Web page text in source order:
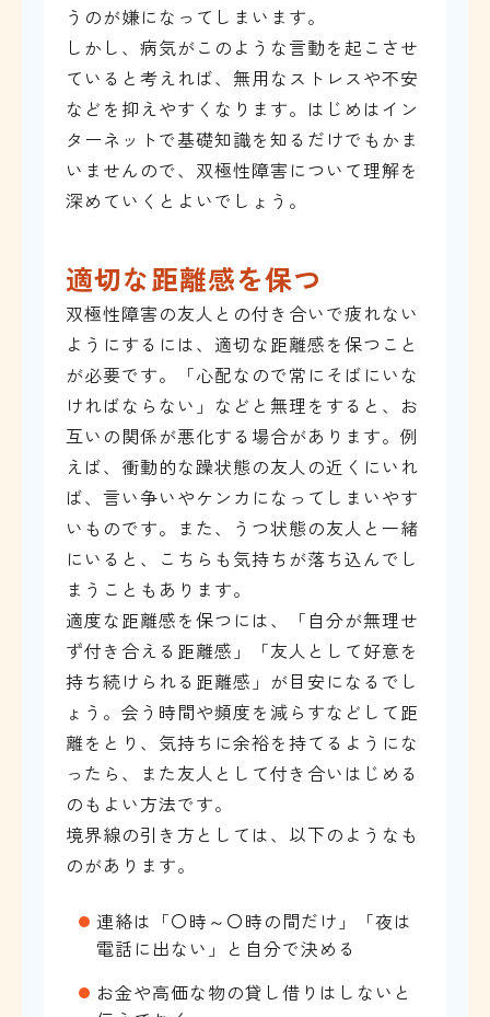
うのが嫌になってしまいます。
しかし、病気がこのような言動を起こさせ
ていると考えれば、無用なストレスや不安
などを抑えやすくなります。はじめはイン
ターネットで基礎知識を知るだけでもかま
いませんので、双極性障害について理解を
深めていくとよいでしょう。
適切な距離感を保つ
双極性障害の友人との付き合いで疲れない
ようにするには、適切な距離感を保つこと
が必要です。「心配なので常にそばにいな
ければならない」などと無理をすると、お
互いの関係が悪化する場合があります。例
えば、衝動的な躁状態の友人の近くにいれ
ば、言い争いやケンカになってしまいやす
いものです。また、うつ状態の友人と一緒
にいると、こちらも気持ちが落ち込んでし
まうこともあります。
適度な距離感を保つには、「自分が無理せ
ず付き合える距離感」「友人として好意を
持ち続けられる距離感」が目安になるでし
ょう。会う時間や頻度を減らすなどして距
離をとり、気持ちに余裕を持てるようにな
ったら、また友人として付き合いはじめる
のもよい方法です。
境界線の引き方としては、以下のようなも
のがあります。
連絡は「〇時～〇時の間だけ」「夜は
電話に出ない」と自分で決める
お金や高価な物の貸し借りはしないと